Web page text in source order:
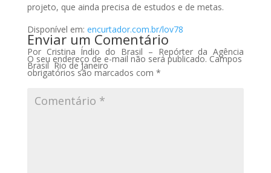
projeto, que ainda precisa de estudos e de metas.
Disponível em: encurtador.com.br/lov78
Por Cristina Índio do Brasil – Repórter da Agência
Brasil Rio de Janeiro
Enviar um Comentário
O seu endereço de e-mail não será publicado. Campos
obrigatórios são marcados com *